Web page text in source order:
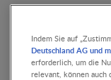
Indem Sie auf
Deutschland AG und
erforderlich, um die
relevant, können auch